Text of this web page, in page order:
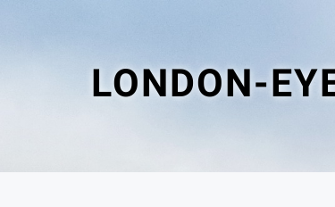
LONDON-